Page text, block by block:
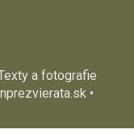
a fotografie
•